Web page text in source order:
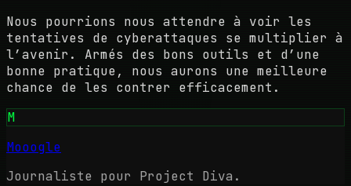
Nous pourrions nous attendre à voir les
tentatives de cyberattaques se multiplier à
l’avenir. Armés des bons outils et d’une
bonne pratique, nous aurons une meilleure
chance de les contrer efficacement.
M
Mooogle
Journaliste pour Project Diva.